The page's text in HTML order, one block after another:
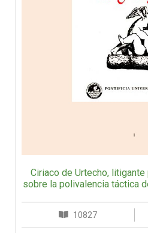
Ciriaco de Urtecho,
sobre la polivalencia táctica
10827